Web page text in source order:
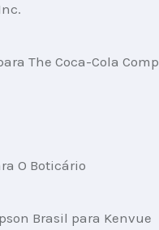
The Coca-Cola
O Boticário
Brasil para Kenvue